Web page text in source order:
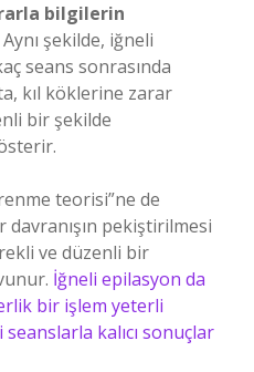
bilgilerin
Aynı şekilde, iğneli
seans sonrasında
kıl köklerine zarar
bir şekilde
teorisi”ne de
pekiştirilmesi
ve düzenli bir
İğneli epilasyon da
bir işlem yeterli
kalıcı sonuçlar